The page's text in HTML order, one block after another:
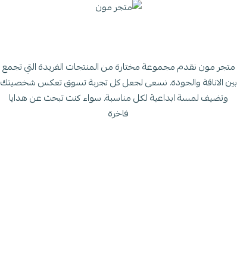
متجر مون نقدم مجموعة مختارة من المنتجات الفريدة التي تجمع
بين الاناقة والجودة. نسعى لجعل كل تجربة تسوق تعكس شخصيتك
وتضيف لمسة ابداعية لكل مناسبة. سواء كنت تبحث عن هدايا
فاخرة